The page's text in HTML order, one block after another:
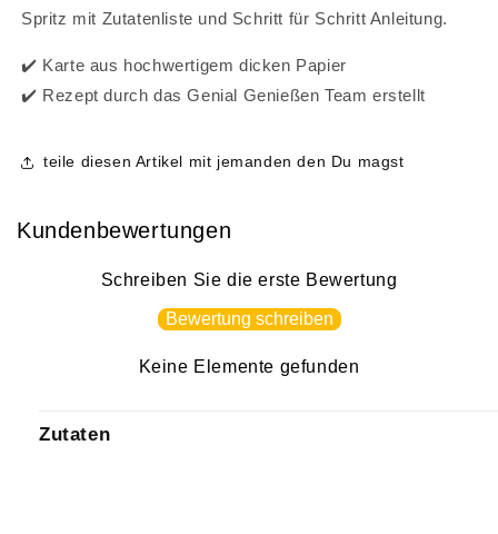
Spritz mit Zutatenliste und Schritt für Schritt Anleitung.
✔️ Karte aus hochwertigem dicken Papier
✔️ Rezept durch das Genial Genießen Team erstellt
teile diesen Artikel mit jemanden den Du magst
Kundenbewertungen
Schreiben Sie die erste Bewertung
Bewertung schreiben
Keine Elemente gefunden
Zutaten